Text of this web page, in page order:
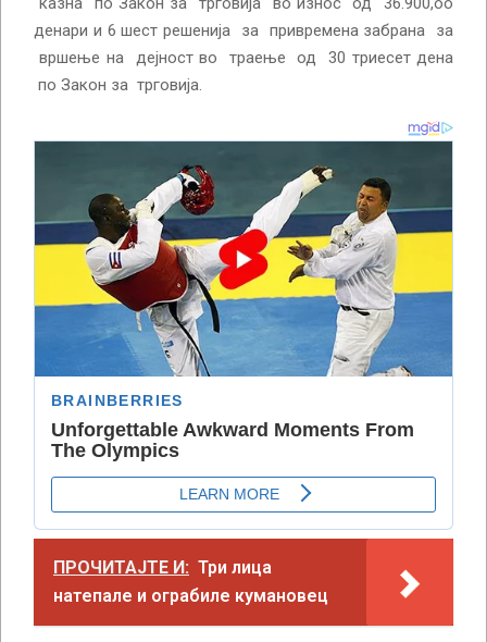
денари и 6 шест решенија за привремена забрана за
вршење на дејност во траење од 30 триесет дена
по Закон за трговија.
ПРОЧИТАЈТЕ И: Три лица
натепале и ограбиле кумановец